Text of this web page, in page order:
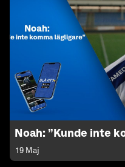
Noah: ”Kunde inte
19 Maj